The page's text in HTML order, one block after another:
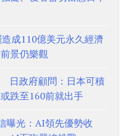
成110億美元永久經濟
景仍樂觀
日政府顧問：日本可積
跌至160前就出手
曝光：AI領先優勢收